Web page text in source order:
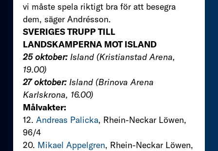
vi måste spela riktigt bra för att besegra
dem, säger Andrésson.
SVERIGES TRUPP TILL
LANDSKAMPERNA MOT ISLAND
25 oktober: Island (Kristianstad Arena,
19.00)
27 oktober: Island (Brinova Arena
Karlskrona, 16.00)
Målvakter:
12. Andreas Palicka, Rhein-Neckar Löwen,
96/4
20. Mikael Appelgren, Rhein-Neckar Löwen,